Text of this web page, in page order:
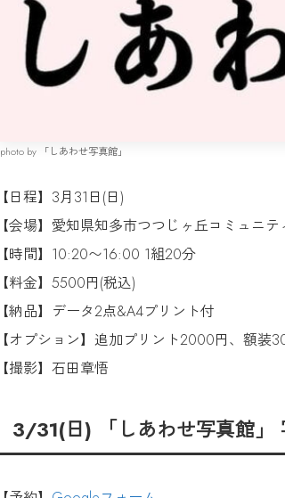
photo by 「しあわせ写真館」
【日程】3月31日(日)
【会場】愛知県知多市つつじヶ丘コミュニ
【時間】10:20〜16:00 1組20分
【料金】5500円(税込)
【納品】データ2点&A4プリント付
【オプション】追加プリント2000円、額装
【撮影】石田章悟
3/31(日) 「しあわせ写真館」